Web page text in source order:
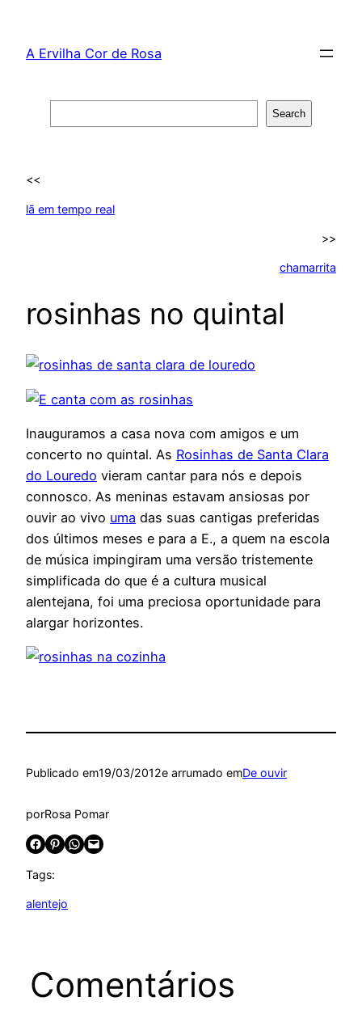
content
A Ervilha Cor de Rosa
Search
<<
lã em tempo real
>>
chamarrita
rosinhas no quintal
Inauguramos a casa nova com amigos e um
concerto no quintal. As Rosinhas de Santa Clara
do Louredo vieram cantar para nós e depois
connosco. As meninas estavam ansiosas por
ouvir ao vivo uma das suas cantigas preferidas
dos últimos meses e para a E., a quem na escola
de música impingiram uma versão tristemente
simplificada do que é a cultura musical
alentejana, foi uma preciosa oportunidade para
alargar horizontes.
Publicado em19/03/2012e arrumado emDe ouvir
porRosa Pomar
Share on Facebook Share on Pinterest Share on WhatsApp Email this Page
Tags:
alentejo
Comentários